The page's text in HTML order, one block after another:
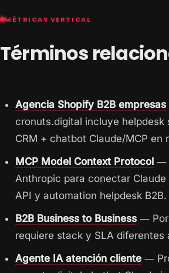
MÉTRICAS VERTICAL
Términos
Agencia Shopify B2B empresas
cronuts.digital incluye helpdesk
CRM + chatbot Claude/MCP en
MCP Model Context Protocol —
Anthropic para conectar
API y automation helpdesk B2B.
B2B Business to Business — Por
requiere stack y SLA diferentes
Agente IA atención cliente —